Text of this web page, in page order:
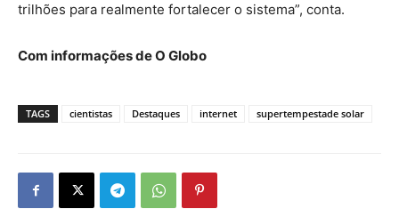
trilhões para realmente fortalecer o sistema”, conta.
Com informações de O Globo
TAGS cientistas Destaques internet supertempestade solar